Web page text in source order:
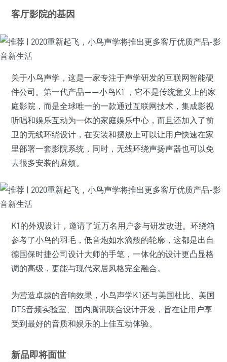
客厅影院的基因
关于小鸟声学，这是一家专注于声学研发的互联网智能硬
件公司。第一代产品——小鸟K1 ，它不是传统意义上的家
庭影院，而是全球唯一的一款通过互联网技术，集成影视
听唱和娱乐互动为一体的家庭娱乐中心，而且还加入了前
卫的无线环绕设计，在安装和摆放上可以让用户快速在家
里部署一套影院系统，同时，无线环绕声扬声器也可以免
去很多安装的麻烦。
K1的外观设计，邀请了近万名用户参与研发改进。环绕箱
参考了小鸟的羽毛，低音炮如水滴般的轮廓，这都是出自
德国保时捷公司设计大师的手笔，一体化的设计更凸显格
调的高级，更能与现代家居风格完全融合。
为营造卓越的音响效果，小鸟声学K1还与美国杜比、美国
DTS音频实验室、国内腾讯联合设计开发，旨在让用户享
受到最好的音质和娱乐的上佳互动体验。
新品即将面世